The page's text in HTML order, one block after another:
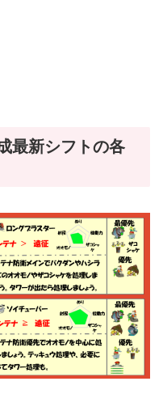
最新シフトの各